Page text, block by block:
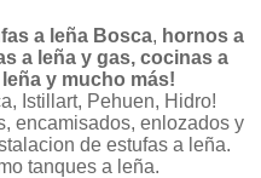
a leña Bosca, hornos a
a leña y gas, cocinas a
y mucho más!
Istillart, Pehuen, Hidro!
encamisados, enlozados y
de estufas a leña.
tanques a leña.